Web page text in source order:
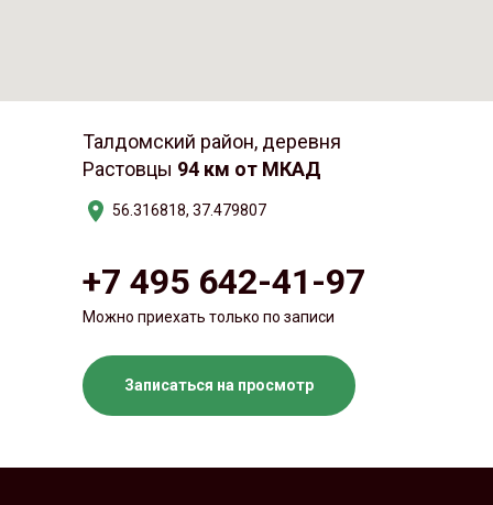
Можно приехать только по записи
+7 495 642-41-97
Талдомский район, деревня
Растовцы 94 км от МКАД
56.316818, 37.479807
Записаться на просмотр